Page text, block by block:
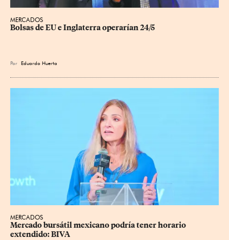
MERCADOS
Bolsas de EU e Inglaterra operarían 24/5
Por Eduardo Huerta
MERCADOS
Mercado bursátil mexicano podría tener horario
extendido: BIVA